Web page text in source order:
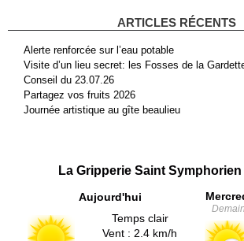
ARTICLES RÉCENTS
Alerte renforcée sur l’eau potable
Visite d’un lieu secret: les Fosses de la
Conseil du 23.07.26
Partagez vos fruits 2026
Journée artistique au gîte beaulieu
La Gripperie Saint
Aujourd'hui
Temps clair
Vent : 2.4 km/h
Demain